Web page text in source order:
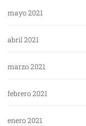
mayo 2021
abril 2021
marzo 2021
febrero 2021
enero 2021